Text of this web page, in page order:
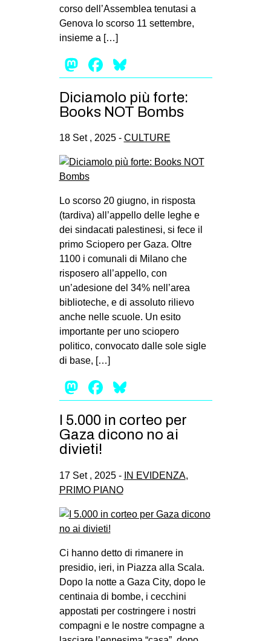
corso dell’Assemblea tenutasi a
Genova lo scorso 11 settembre,
insieme a […]
Mastodon
Facebook
Diciamolo più forte:
Books NOT Bombs
18 Set , 2025 - CULTURE
Lo scorso 20 giugno, in risposta
(tardiva) all’appello delle leghe e
dei sindacati palestinesi, si fece il
primo Sciopero per Gaza. Oltre
1100 i comunali di Milano che
risposero all’appello, con
un’adesione del 34% nell’area
biblioteche, e di assoluto rilievo
anche nelle scuole. Un esito
importante per uno sciopero
politico, convocato dalle sole sigle
di base, […]
Mastodon
Facebook
I 5.000 in corteo per
Gaza dicono no ai
divieti!
17 Set , 2025 - IN EVIDENZA,
PRIMO PIANO
Ci hanno detto di rimanere in
presidio, ieri, in Piazza alla Scala.
Dopo la notte a Gaza City, dopo le
centinaia di bombe, i cecchini
appostati per costringere i nostri
compagni e le nostre compagne a